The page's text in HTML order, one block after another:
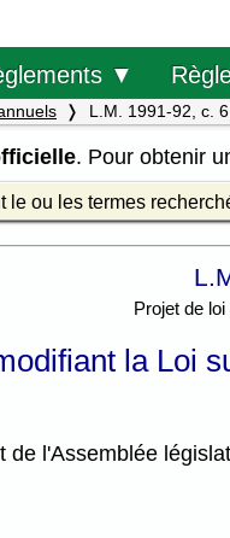
▼
L.M. 1991-92, c. 6
. Pour obtenir
le ou les termes
Projet de loi
la Loi
l'Assemblée